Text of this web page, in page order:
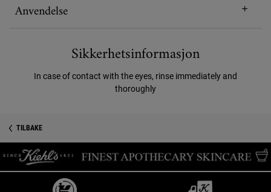
Anvendelse
Sikkerhetsinformasjon
In case of contact with the eyes, rinse immediately and
thoroughly
TILBAKE